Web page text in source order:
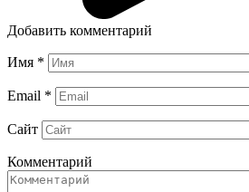
Добавить комментарий
Имя *
Email *
Сайт
Комментарий